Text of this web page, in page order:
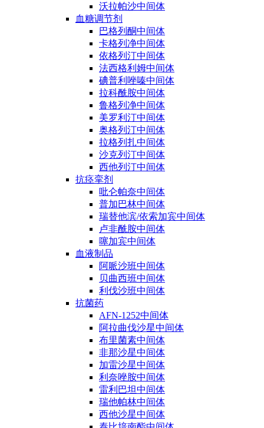
沃拉帕沙中间体
血糖调节剂
巴格列酮中间体
卡格列净中间体
依格列汀中间体
法西格利姆中间体
碘普利唑嗪中间体
拉科酰胺中间体
鲁格列净中间体
美罗利汀中间体
奥格列汀中间体
拉格列扎中间体
沙克列汀中间体
西他列汀中间体
抗痉挛剂
吡仑帕奈中间体
普加巴林中间体
瑞替他滨/依索加宾中间体
卢非酰胺中间体
噻加宾中间体
血液制品
阿哌沙班中间体
贝曲西班中间体
利伐沙班中间体
抗菌药
AFN-1252中间体
阿拉曲伐沙星中间体
布里菌素中间体
非那沙星中间体
加雷沙星中间体
利奈唑胺中间体
雷利巴坦中间体
瑞他帕林中间体
西他沙星中间体